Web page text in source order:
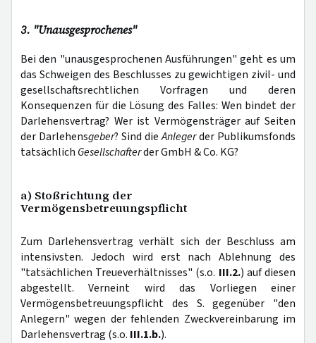
3. "Unausgesprochenes"
Bei den "unausgesprochenen Ausführungen" geht es um
das Schweigen des Beschlusses zu gewichtigen zivil- und
gesellschaftsrechtlichen Vorfragen und deren
Konsequenzen für die Lösung des Falles: Wen bindet der
Darlehensvertrag? Wer ist Vermögensträger auf Seiten
der Darlehensgeber? Sind dieAnlegerder Publikumsfonds
tatsächlich Gesellschafterder GmbH & Co. KG?
a) Stoßrichtung der
Vermögensbetreuungspflicht
Zum Darlehensvertrag verhält sich der Beschluss am
intensivsten. Jedoch wird erst nach Ablehnung des
"tatsächlichen Treueverhältnisses" (s.o. III.2.) auf diesen
abgestellt. Verneint wird das Vorliegen einer
Vermögensbetreuungspflicht des S. gegenüber "den
Anlegern" wegen der fehlenden Zweckvereinbarung im
Darlehensvertrag (s.o. III.1.b.).